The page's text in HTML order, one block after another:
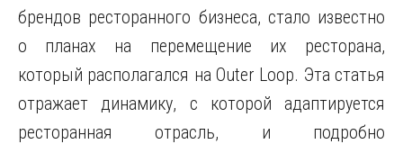
брендов ресторанного бизнеса, стало известно
о планах на перемещение их ресторана,
который располагался на Outer Loop. Эта статья
отражает динамику, с которой адаптируется
ресторанная отрасль, и подробно